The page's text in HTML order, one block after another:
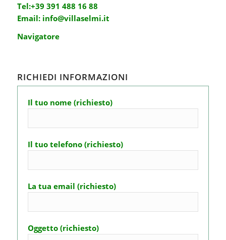
Tel:+39 391 488 16 88
Email: info@villaselmi.it
Navigatore
RICHIEDI INFORMAZIONI
Il tuo nome (richiesto)
Il tuo telefono (richiesto)
La tua email (richiesto)
Oggetto (richiesto)